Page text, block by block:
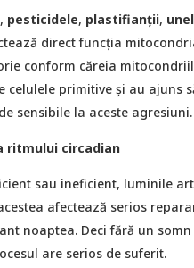
, pesticidele, plastifianții,
direct funcția
conform căreia
celulele primitive și au ajuns
sensibile la aceste agresiuni.
ritmului circadian
sau ineficient, luminile
afectează serios
noaptea. Deci fără un
are serios de suferit.